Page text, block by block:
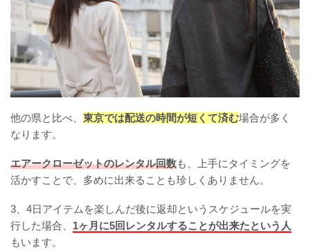
他の県と比べ、 東京では配送の時間が短くて済む場合が多く
なります。
エアークローゼットのレンタル回数も、上手にタイミングを
活かすことで、多めに出来ることも珍しくありません。
3、4日アイテムを楽しんだ後に返却というスケジュールを実
行した場合、 1ヶ月に5回レンタルすることが出来たという人
もいます。